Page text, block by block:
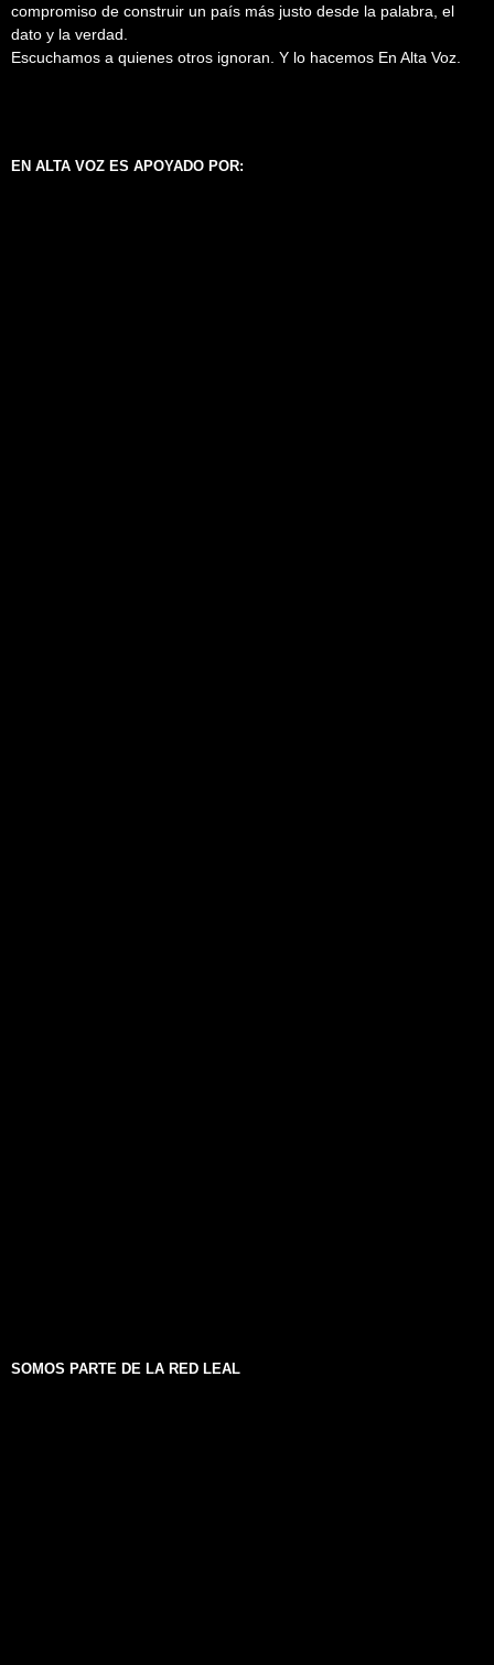
compromiso de construir un país más justo desde la palabra, el
dato y la verdad.
Escuchamos a quienes otros ignoran. Y lo hacemos En Alta Voz.
EN ALTA VOZ ES APOYADO POR:
SOMOS PARTE DE LA RED LEAL